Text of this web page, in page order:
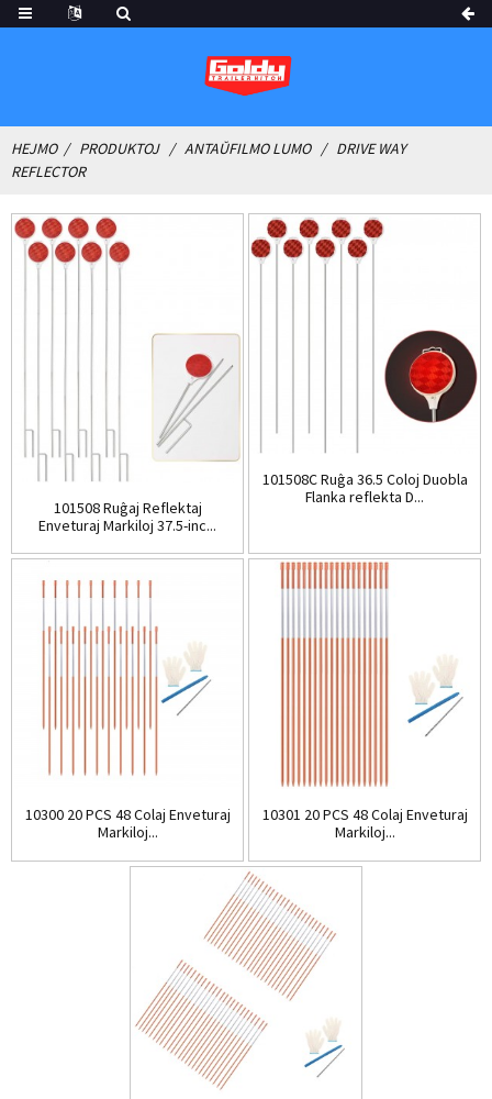
HEJMO PRODUKTOJ ANTAŬFILMO LUMO
DRIVE WAY
REFLECTOR
101508 Ruĝaj Reflektaj
Enveturaj Markiloj 37.5-inc...
101508C Ruĝa 36.5 Coloj Duobla
Flanka reflekta D...
10300 20 PCS 48 Colaj Enveturaj
Markiloj...
10301 20 PCS 48 Colaj Enveturaj
Markiloj...